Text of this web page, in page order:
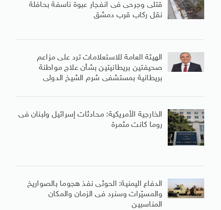
قتلى وجرحى فى انفجار عبوة ناسفة بحافلة
نقل ركاب قرب دمشق
الهيئة العامة للاستعلامات ترد على مزاعم
صحيفتين بريطانيتين بشأن علاج مواطنة
بريطانية بمستشفى شرم الشيخ الدولى
الخارجية الأمريكية: محادثات إسرائيل ولبنان فى
روما كانت مثمرة
الدفاع اليمنية: الحوثى نفذ هجوما بالصواريخ
والمسيّرات وسنرد فى الزمان والمكان
المناسبين